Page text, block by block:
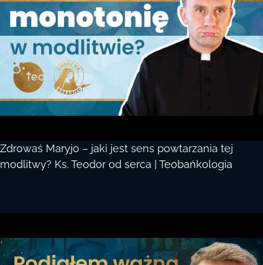
Zdrowaś Maryjo – jaki jest sens powtarzania tej
modlitwy? Ks. Teodor od serca | Teobańkologia